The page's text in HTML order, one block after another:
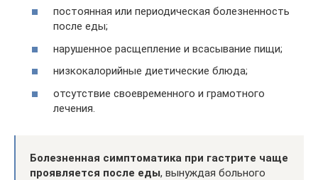
постоянная или периодическая болезненность
после еды;
нарушенное расщепление и всасывание пищи;
низкокалорийные диетические блюда;
отсутствие своевременного и грамотного
лечения.
Болезненная симптоматика при гастрите чаще
проявляется после еды, вынуждая больного